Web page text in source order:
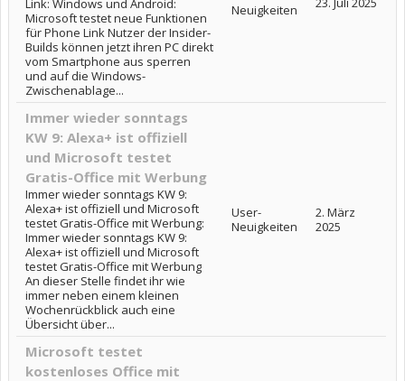
Link: Windows und Android:
Microsoft testet neue Funktionen
für Phone Link Nutzer der Insider-
Builds können jetzt ihren PC direkt
vom Smartphone aus sperren
und auf die Windows-
Zwischenablage...
Neuigkeiten
Immer wieder sonntags
KW 9: Alexa+ ist offiziell
und Microsoft testet
Gratis-Office mit Werbung
Immer wieder sonntags KW 9:
Alexa+ ist offiziell und Microsoft
testet Gratis-Office mit Werbung:
Immer wieder sonntags KW 9:
Alexa+ ist offiziell und Microsoft
testet Gratis-Office mit Werbung
An dieser Stelle findet ihr wie
immer neben einem kleinen
Wochenrückblick auch eine
Übersicht über...
User-
Neuigkeiten
2. März
2025
Microsoft testet
kostenloses Office mit